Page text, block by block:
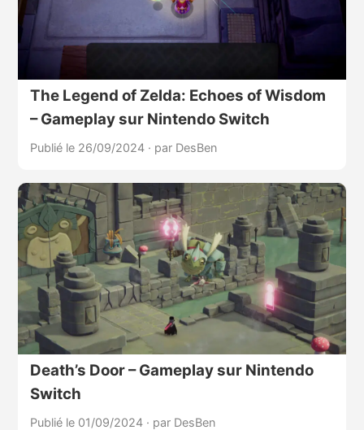
The Legend of Zelda: Echoes of Wisdom
– Gameplay sur Nintendo Switch
Publié le 26/09/2024 · par DesBen
Death’s Door – Gameplay sur Nintendo
Switch
Publié le 01/09/2024 · par DesBen